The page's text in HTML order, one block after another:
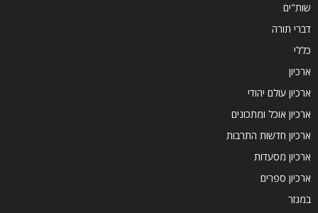
שות"ים
דברי תורה
כללי
ארכיון
ארכיון עולם יהודי
ארכיון אוכל ומתכונים
ארכיון חדשות התרבות
ארכיון מסעדות
ארכיון ספרים
במגזר